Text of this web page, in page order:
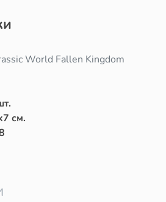
World Fallen Kingdom
см.